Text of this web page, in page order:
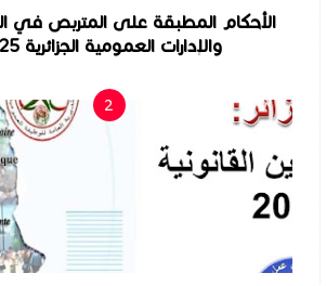
الأحكام المطبقة على المتربص في
والإدارات العمومية الجزائرية 2025